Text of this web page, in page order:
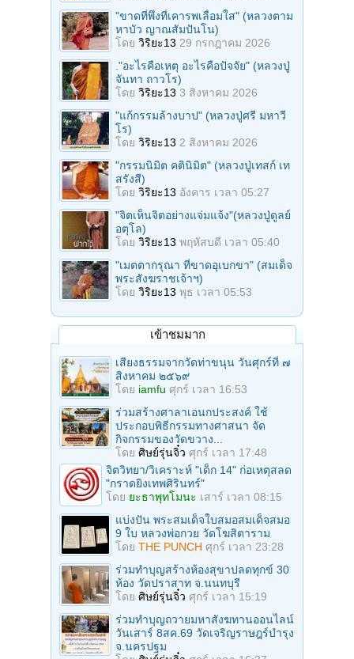
"ขาดที่พึ่งที่เคารพเลื่อมใส" (หลวงตาม
หาบัว ญาณสัมปันโน)
โดย วิริยะ13 29 กรกฎาคม 2026
."อะไรคือเหตุ อะไรคือปัจจัย" (หลวงปู่
จันทา ถาวโร)
โดย วิริยะ13 3 สิงหาคม 2026
"แก้กรรมล้างบาป" (หลวงปู่ศรี มหาวี
โร)
โดย วิริยะ13 2 สิงหาคม 2026
"กรรมนิมิต คตินิมิต" (หลวงปู่เทสก์ เท
สรังสี)
โดย วิริยะ13 อังคาร เวลา 05:27
"จิตเห็นจิตอย่างแจ่มแจ้ง"(หลวงปู่ดูลย์
อตุโล)
โดย วิริยะ13 พฤหัสบดี เวลา 05:40
"เมตตากรุณา ที่ขาดอุเบกขา" (สมเด็จ
พระสังฆราชเจ้าฯ)
โดย วิริยะ13 พุธ เวลา 05:53
เข้าชมมาก
เสียงธรรมจากวัดท่าขนุน วันศุกร์ที่ ๗
สิงหาคม ๒๕๖๙
โดย iamfu ศุกร์ เวลา 16:53
ร่วมสร้างศาลาเอนกประสงค์ ใช้
ประกอบพิธีกรรมทางศาสนา จัด
กิจกรรมของวัดขวาง...
โดย ศิษย์รุ่นจิ๋ว ศุกร์ เวลา 17:48
จิตวิทยา/วิเคราะห์ "เด็ก 14" ก่อเหตุสลด
"กราดยิงเทพศิรินทร์"
โดย ยะธาพุทโมนะ เสาร์ เวลา 08:15
แบ่งปัน พระสมเด็จใบสมอสมเด็จสมอ
9 ใบ หลวงพ่อกวย วัดโฆสิตาราม
โดย THE PUNCH ศุกร์ เวลา 23:28
ร่วมทําบุญสร้างห้องสุขาปลดทุกข์ 30
ห้อง วัดปราสาท จ.นนทบุรี
โดย ศิษย์รุ่นจิ๋ว ศุกร์ เวลา 15:19
ร่วมทําบุญถวายมหาสังฆทานออนไลน์
วันเสาร์ 8สค.69 วัดเจริญราษฎร์บำรุง
จ.นครปฐม